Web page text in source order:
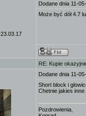
23.03.17
Dodane dnia 11-
Może być dół 4.7
RE: Kupie
Dodane dnia 11-
Short block i
Chetnie jakies
Pozdrowienia,